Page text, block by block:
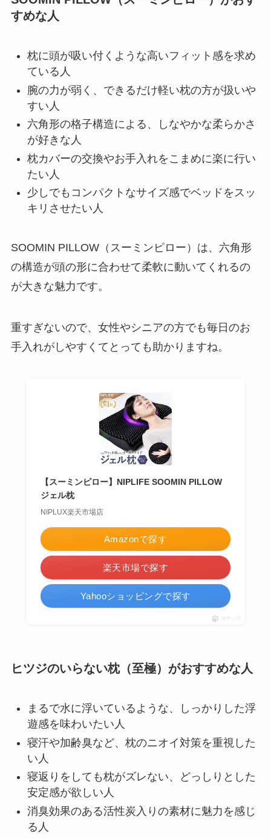
すめな人
枕に頭が吸い付くような高いフィット感を求め
ている人
腕の力が弱く、できるだけ軽い枕の方が扱いや
すい人
六角形の格子構造による、しなやかな柔らかさ
が好きな人
枕カバーの交換やお手入れをこまめに楽に行い
たい人
少しでもコンパクトなサイズ感でベッドをスッ
キリさせたい人
SOOMIN PILLOW（スーミンピロー）は、六角形
の構造が頭の形に合わせて柔軟に動いてくれるの
が大きな魅力です。
重すぎないので、女性やシニアの方でも毎日のお
手入れがしやすくてとっても助かりますね。
【スーミンピロー】NIPLIFE SOOMIN PILLOW
ジェル枕
NIPLUX楽天市場店
Amazonで探す
楽天市場で探す
Yahooショッピングで探す
ポチップ
ヒツジのいらない枕（至極）がおすすめな人
まるで水に浮いているような、しっかりした浮
遊感を味わいたい人
寝汗や加齢臭など、枕のニオイ対策を重視した
い人
寝返りをしても枕がズレない、どっしりとした
安定感が欲しい人
消臭効果のある活性炭入りの素材に魅力を感じ
る人